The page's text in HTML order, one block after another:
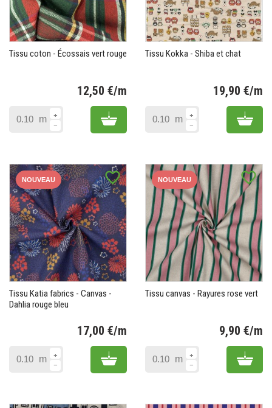
Tissu coton - Écossais vert rouge
12,50 €/m
m Add to cart
Tissu Kokka - Shiba et chat
19,90 €/m
m Add
favorite_border
NOUVEAU
Tissu Katia fabrics - Canvas -
Dahlia rouge bleu
17,00 €/m
m Add to cart
favorite_border
NOUVEAU
Tissu canvas - Rayures rose vert
9,90 €/m
m Add